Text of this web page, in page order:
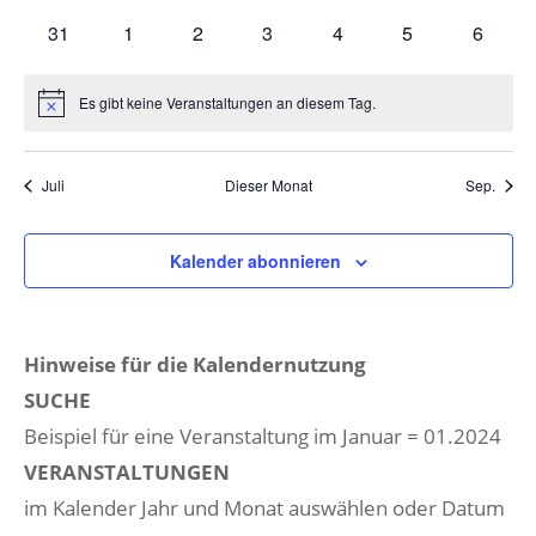
0
31
0
1
0
2
0
3
0
4
0
5
0
6
HinweisEs gibt keine Veranstaltungen an diesem Tag.
Juli Dieser Monat Sep.
Kalender abonnieren
Hinweise für die Kalendernutzung
SUCHE
Beispiel für eine Veranstaltung im Januar = 01.2024
VERANSTALTUNGEN
im Kalender Jahr und Monat auswählen oder Datum